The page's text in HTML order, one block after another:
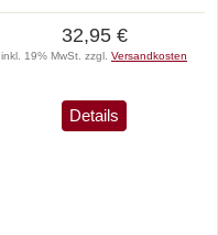
32,95 €
inkl. 19% MwSt. zzgl. Versandkosten
Details